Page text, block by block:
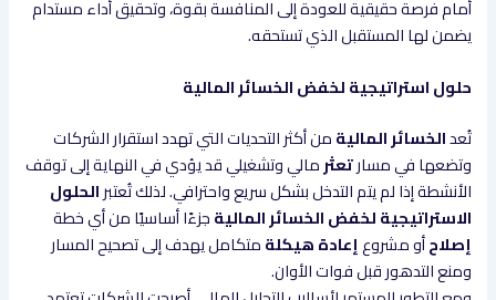
أمام فرصة حقيقية للعودة إلى المنافسة بقوة، وتحقيق أداء مستدام
يضمن لها المستقبل الذي تستحقه.
حلول استراتيجية لخفض الخسائر المالية
تُعدالخسائر الماليةمن أكثر التحديات التي تهدد استقرار الشركات
وتضعها في مسارتعثرمالي وتشغيلي قد يؤدي في النهاية إلى توقف
الأنشطة إذا لم يتم التدخل بشكل سريع واحترافي. لذلك تُعتبرالحلول
الاستراتيجية لخفض الخسائر الماليةجزءًا أساسيًا من أي خطة
إصلاحأو مشروعإعادة هيكلةمتكامل يهدف إلى تصحيح المسار
ومنع التدهور قبل فوات الأوان.